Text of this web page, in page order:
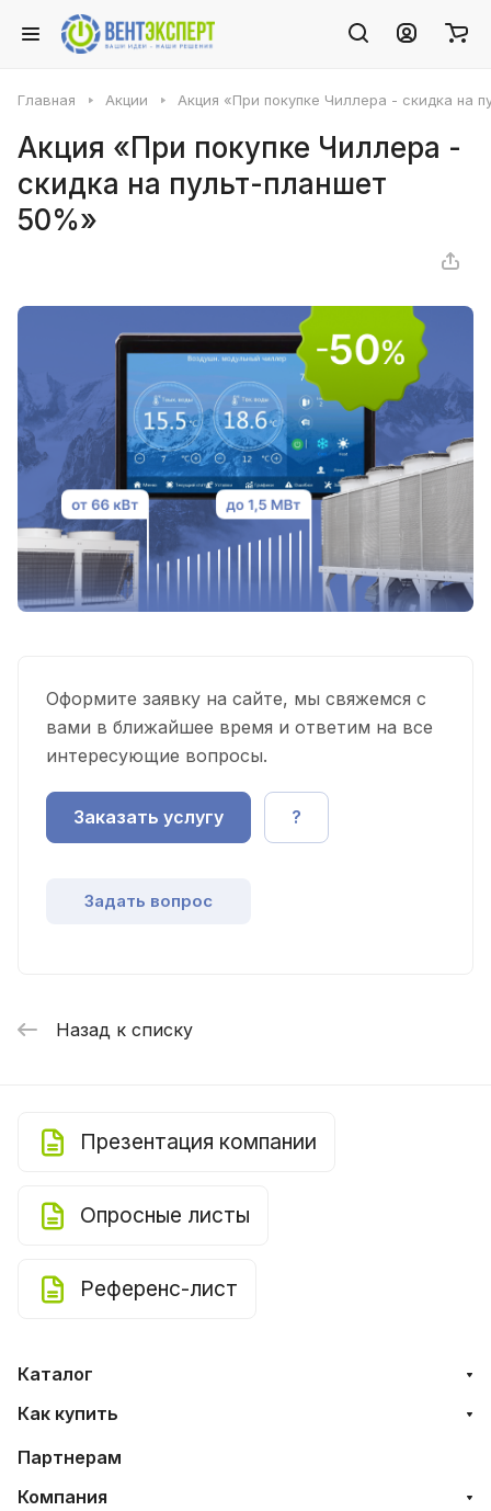
Главная Акции Акция «При покупке Чиллера - скидка на
Акция «При покупке Чиллера -
скидка на пульт-планшет
50%»
Оформите заявку на сайте, мы свяжемся с
вами в ближайшее время и ответим на все
интересующие вопросы.
Заказать услугу
Задать вопрос
?
Назад к списку
Презентация компании
Опросные листы
Референс-лист
Каталог
Как купить
Партнерам
Компания